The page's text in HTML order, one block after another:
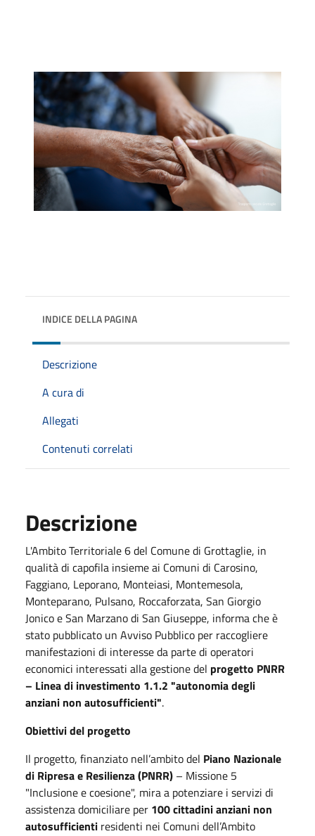
INDICE DELLA PAGINA
Descrizione
A cura di
Allegati
Contenuti correlati
Descrizione
L'Ambito Territoriale 6 del Comune di Grottaglie, in
qualità di capofila insieme ai Comuni di Carosino,
Faggiano, Leporano, Monteiasi, Montemesola,
Monteparano, Pulsano, Roccaforzata, San Giorgio
Jonico e San Marzano di San Giuseppe, informa che è
stato pubblicato un Avviso Pubblico per raccogliere
manifestazioni di interesse da parte di operatori
economici interessati alla gestione del progetto PNRR
– Linea di investimento 1.1.2 "autonomia degli
anziani non autosufficienti".
Obiettivi del progetto
Il progetto, finanziato nell’ambito del Piano Nazionale
di Ripresa e Resilienza (PNRR) – Missione 5
"Inclusione e coesione", mira a potenziare i servizi di
assistenza domiciliare per 100 cittadini anziani non
autosufficienti residenti nei Comuni dell’Ambito